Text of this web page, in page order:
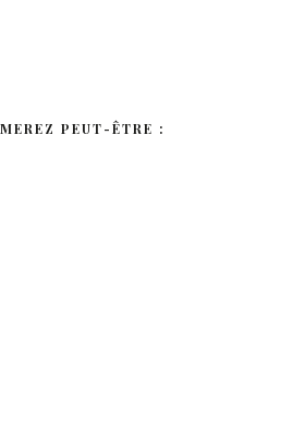
PEUT-ÊTRE :